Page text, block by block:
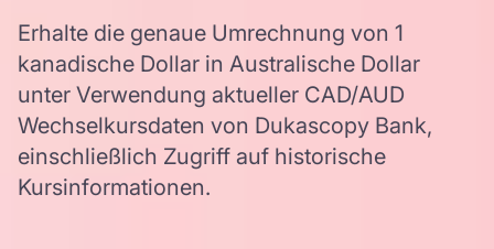
Erhalte die genaue Umrechnung von 1
kanadische Dollar in Australische Dollar
unter Verwendung aktueller CAD/AUD
Wechselkursdaten von Dukascopy Bank,
einschließlich Zugriff auf historische
Kursinformationen.